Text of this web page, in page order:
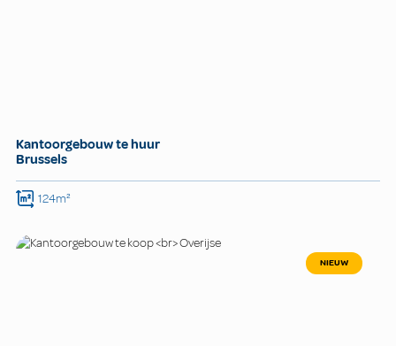
Kantoorgebouw te huur
Brussels
124m²
NIEUW